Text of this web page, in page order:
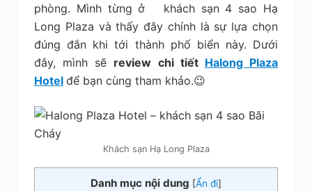
phòng. Mình từng ở khách sạn 4 sao Hạ
Long Plaza và thấy đây chính là sự lựa chọn
đúng đắn khi tới thành phố biển này. Dưới
đây, mình sẽ review chi tiết Halong Plaza
Hotel để bạn cùng tham khảo.😉
Khách sạn Hạ Long Plaza
Danh mục nội dung [Ẩn đi]